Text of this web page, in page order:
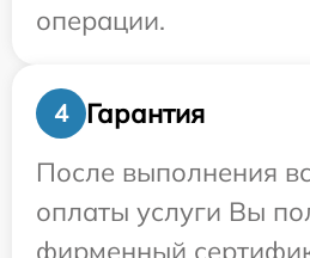
операции.
4
Гарантия
После выполнения
оплаты услуги Вы
фирменный